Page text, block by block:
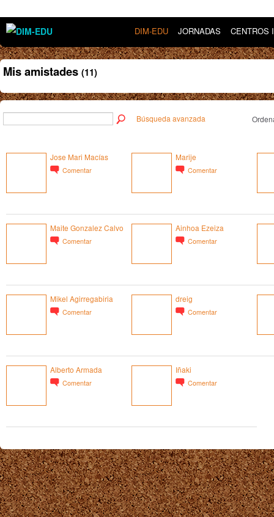
DIM-EDU JORNADAS CENTROS
Mis amistades (11)
Búsqueda avanzada
Jose Mari Macías
Comentar
Marije
Comentar
Maite Gonzalez Calvo
Comentar
Ainhoa Ezeiza
Comentar
Mikel Agirregabiria
Comentar
dreig
Comentar
Alberto Armada
Comentar
Iñaki
Comentar